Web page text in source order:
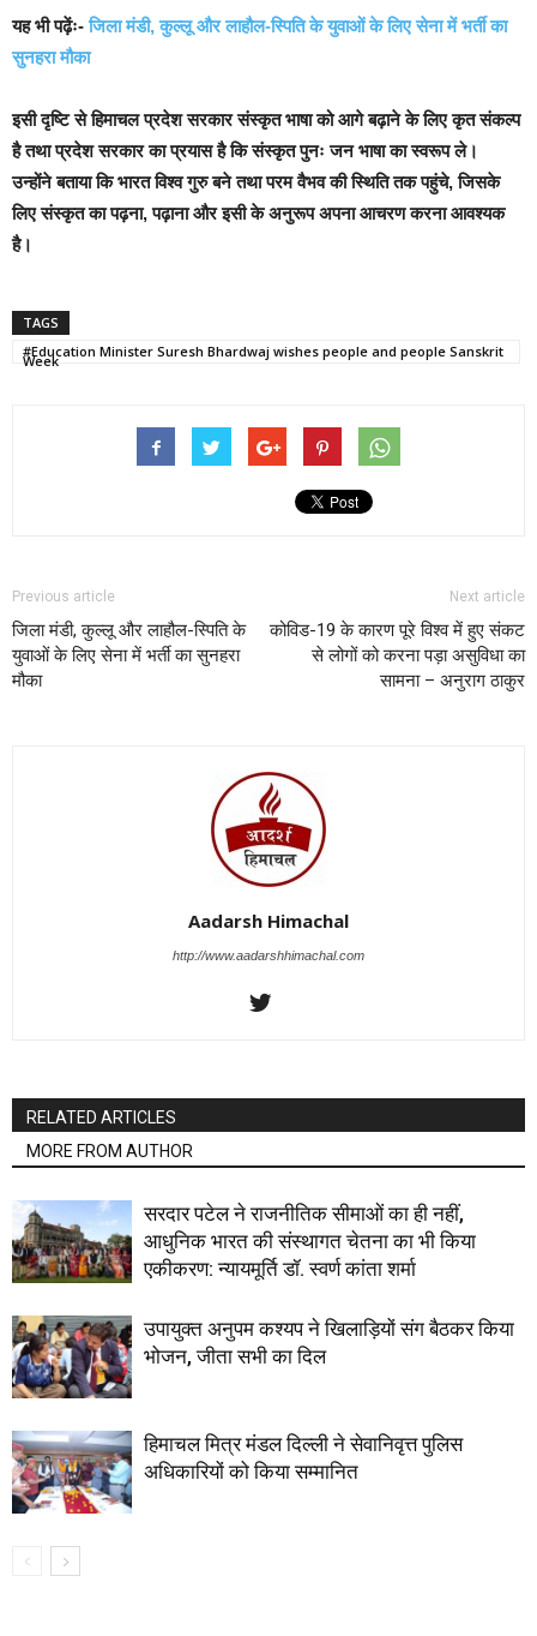
यह भी पढ़ेंः-जिला मंडी, कुल्लू और लाहौल-स्पिति के युवाओं के लिए सेना में भर्ती का
सुनहरा मौका
इसी दृष्टि से हिमाचल प्रदेश सरकार संस्कृत भाषा को आगे बढ़ाने के लिए कृत संकल्प
है तथा प्रदेश सरकार का प्रयास है कि संस्कृत पुनः जन भाषा का स्वरूप ले।
उन्होंने बताया कि भारत विश्व गुरु बने तथा परम वैभव की स्थिति तक पहुंचे, जिसके
लिए संस्कृत का पढ़ना, पढ़ाना और इसी के अनुरूप अपना आचरण करना आवश्यक
है।
TAGS
#Education Minister Suresh Bhardwaj wishes people and people Sanskrit
Week
Previous article
जिला मंडी, कुल्लू और लाहौल-स्पिति के
युवाओं के लिए सेना में भर्ती का सुनहरा
मौका
Next article
कोविड-19 के कारण पूरे विश्व में हुए संकट
से लोगों को करना पड़ा असुविधा का
सामना – अनुराग ठाकुर
Aadarsh Himachal
http://www.aadarshhimachal.com
RELATED ARTICLES
MORE FROM AUTHOR
सरदार पटेल ने राजनीतिक सीमाओं का ही नहीं,
आधुनिक भारत की संस्थागत चेतना का भी किया
एकीकरण: न्यायमूर्ति डॉ. स्वर्ण कांता शर्मा
उपायुक्त अनुपम कश्यप ने खिलाड़ियों संग बैठकर किया
भोजन, जीता सभी का दिल
हिमाचल मित्र मंडल दिल्ली ने सेवानिवृत्त पुलिस
अधिकारियों को किया सम्मानित